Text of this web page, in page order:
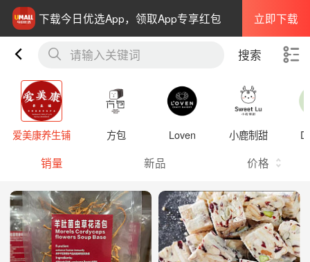
下载今日优选App，领取App专享红包 立即下载
请输入关键词 搜索
爱美康养生铺 方包 Loven 小鹿制甜
销量 新品 价格